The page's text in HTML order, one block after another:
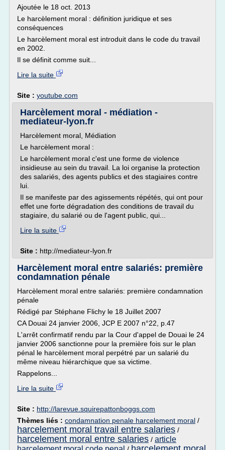
Ajoutée le 18 oct. 2013
Le harcèlement moral : définition juridique et ses
conséquences
Le harcèlement moral est introduit dans le code du travail
en 2002.
Il se définit comme suit...
Lire la suite
Site : youtube.com
Harcèlement moral - médiation -
mediateur-lyon.fr
Harcèlement moral, Médiation
Le harcèlement moral :
Le harcèlement moral c'est une forme de violence
insidieuse au sein du travail. La loi organise la protection
des salariés, des agents publics et des stagiaires contre
lui.
Il se manifeste par des agissements répétés, qui ont pour
effet une forte dégradation des conditions de travail du
stagiaire, du salarié ou de l'agent public, qui...
Lire la suite
Site : http://mediateur-lyon.fr
Harcèlement moral entre salariés: première
condamnation pénale
Harcèlement moral entre salariés: première condamnation
pénale
Rédigé par Stéphane Flichy le 18 Juillet 2007
CA Douai 24 janvier 2006, JCP E 2007 n°22, p.47
L'arrêt confirmatif rendu par la Cour d'appel de Douai le 24
janvier 2006 sanctionne pour la première fois sur le plan
pénal le harcèlement moral perpétré par un salarié du
même niveau hiérarchique que sa victime.
Rappelons...
Lire la suite
Site : http://larevue.squirepattonboggs.com
Thèmes liés : condamnation penale harcelement moral /
harcelement moral travail entre salaries /
harcelement moral entre salaries / article